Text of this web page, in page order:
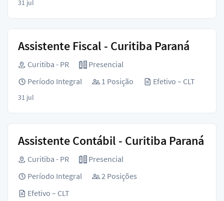
31 jul
Assistente Fiscal - Curitiba Paraná
Curitiba - PR
Presencial
Período Integral
1 Posição Efetivo – CLT
31 jul
Assistente Contábil - Curitiba Paraná
Curitiba - PR
Presencial
Período Integral
2 Posições
Efetivo – CLT